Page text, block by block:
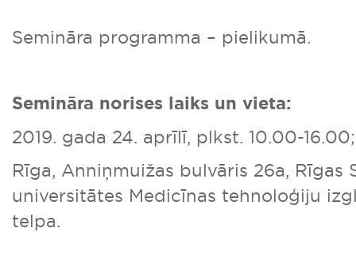
Semināra programma – pielikumā.
Semināra norises laiks un vieta:
2019. gada 24. aprīlī, plkst. 10.00-16.00;
Rīga, Anniņmuižas bulvāris 26a, Rīgas
universitātes Medicīnas tehnoloģiju
telpa.